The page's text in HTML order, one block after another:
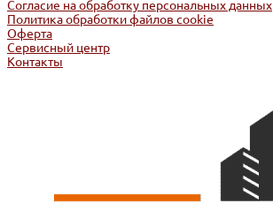
Согласие на обработку персональных данных
Политика обработки файлов cookie
Оферта
Сервисный центр
Контакты